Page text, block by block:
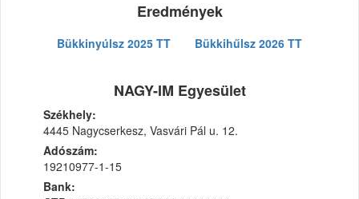
Eredmények
Bükkinyúlsz 2025 TT Bükkihűlsz 2026 TT
NAGY-IM Egyesület
Székhely:
4445 Nagycserkesz, Vasvári Pál u. 12.
Adószám:
19210977-1-15
Bank: